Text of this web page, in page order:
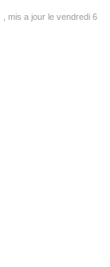
, mis a jour le vendredi 6